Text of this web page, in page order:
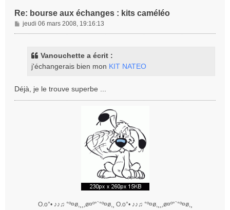
Re: bourse aux échanges : kits caméléo
M
e
jeudi 06 mars 2008, 19:16:13
Vanouchette a écrit :
j'échangerais bien mon KIT NATEO
Déjà, je le trouve superbe ...
O.o°• ♪♪♫ °º¤ø,¸¸,ø¤º°`°º¤ø,¸ O.o°• ♪♪♫ °º¤ø,¸¸,ø¤º°`°º¤ø,¸